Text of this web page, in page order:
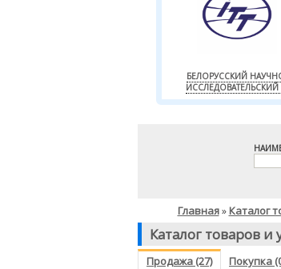
БЕЛОРУССКИЙ
ИССЛЕДОВАТЕЛЬСКИЙ
Главная» Каталог
Каталог товаров и
Продажа (27) Покупка